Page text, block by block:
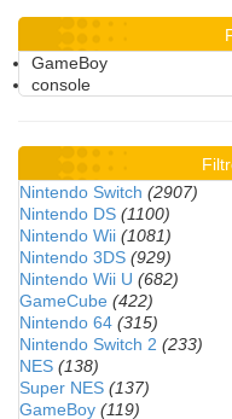
GameBoy
console
Nintendo Switch (2907)
Nintendo DS (1100)
Nintendo Wii (1081)
Nintendo 3DS (929)
Nintendo Wii U (682)
GameCube (422)
Nintendo 64 (315)
Nintendo Switch 2 (233)
NES (138)
Super NES (137)
GameBoy (119)